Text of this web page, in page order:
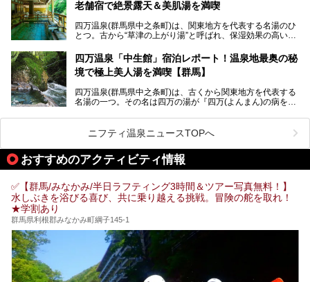
そこで筆者である私が実際に行ってみました！万座温泉の楽
しみ方や周辺の観光地を解説します。
また、日帰り入浴できる温泉から混浴可能な温泉まで、おす
すめの入浴施設もご紹介します！
老舗宿で絶景露天＆美肌湯を満喫
四万温泉(群馬県中之条町)は、関東地方を代表する名湯のひ
とつ。古から“草津の上がり湯”と呼ばれ、保湿効果の高い美
「四万やまぐち館」は、この地を代表する旅館の一つ。日帰
り入浴も可能ですが、やはり宿泊してじっくり楽しむのがベ
肌湯をはじめ、館内の魅力をたっぷりとご紹介します！
四万温泉「中生館」宿泊レポート！温泉地最奥の秘
境で極上美人湯を満喫【群馬】
四万温泉(群馬県中之条町)は、古くから関東地方を代表する
名湯の一つ。その名は四万の湯が『四万(よんまん)の病を癒
観光客で賑わう人気温泉地です。
「中生館」は四万温泉最奥に位置し、秘境感漂う老舗宿。泉
質の良さ(特に美人湯効果)に定評があり、知る人ぞ知る穴場
的存在です。今回は筆者自ら宿泊し、自慢の温泉をはじめ食
事・客室・共有スペースなど、宿の全貌を徹底紹介します。
ニフティ温泉ニュースTOPへ
おすすめのアクティビティ情報
✅【群馬/みなかみ/半日ラフティング3時間＆ツアー写真無料！】
水しぶきを浴びる喜び、共に乗り越える挑戦。冒険の舵を取れ！
★学割あり
群馬県利根郡みなかみ町綱子145-1